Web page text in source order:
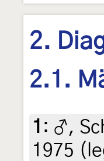
2.
2.1.
1 : ♂,
1975